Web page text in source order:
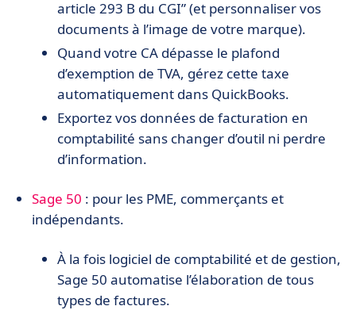
article 293 B du CGI” (et personnaliser vos
documents à l’image de votre marque).
Quand votre CA dépasse le plafond
d’exemption de TVA, gérez cette taxe
automatiquement dans QuickBooks.
Exportez vos données de facturation en
comptabilité sans changer d’outil ni perdre
d’information.
Sage 50 : pour les PME, commerçants et
indépendants.
À la fois logiciel de comptabilité et de gestion,
Sage 50 automatise l’élaboration de tous
types de factures.